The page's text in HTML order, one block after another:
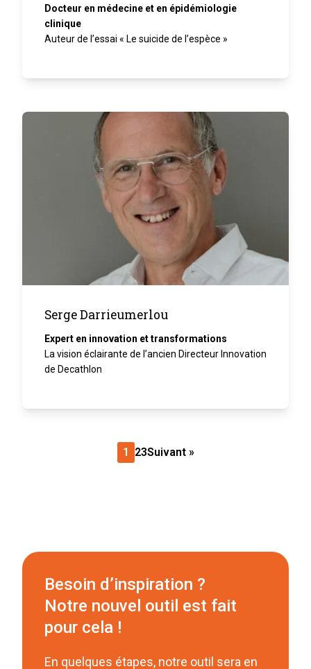
Docteur en médecine et en épidémiologie
clinique
Auteur de l’essai « Le suicide de l’espèce »
Serge Darrieumerlou
Expert en innovation et transformations
La vision éclairante de l’ancien Directeur Innovation
de Decathlon
1 23Suivant »
Besoin d’inspiration ?
Notre nouvel outil est fait
pour cela !
En quelques étapes, notre outil sera en